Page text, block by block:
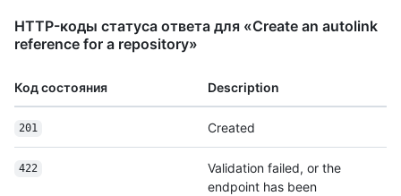
HTTP-коды статуса ответа для «Create an autolink
reference for a repository»
Код состояния Description
201 Created
422
Validation failed, or the
endpoint has been